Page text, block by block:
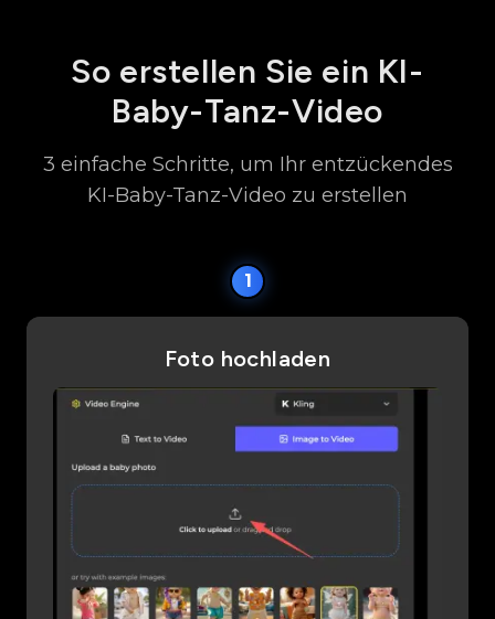
So erstellen Sie ein KI-
Baby-Tanz-Video
3 einfache Schritte, um Ihr entzückendes
KI-Baby-Tanz-Video zu erstellen
1
Foto hochladen